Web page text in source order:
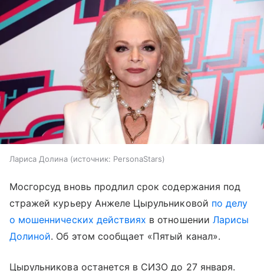
Лариса Долина источник: PersonaStars
Мосгорсуд вновь продлил срок содержания под
стражей курьеру Анжеле Цырульниковой по делу
о мошеннических действиях в отношении Ларисы
Долиной. Об этом сообщает «Пятый канал».
Цырульникова останется в СИЗО до 27 января.